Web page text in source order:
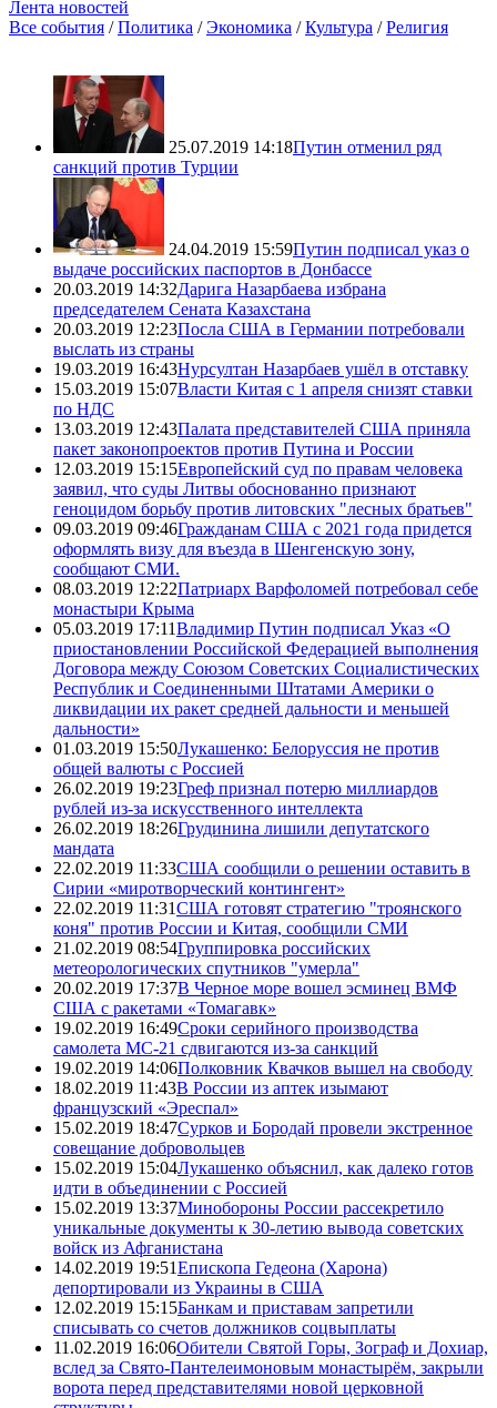
Лента новостей
Все события /Политика /Экономика /Культура /Религия
25.07.2019 14:18Путин отменил ряд
санкций против Турции
24.04.2019 15:59Путин подписал указ о
выдаче российских паспортов в Донбассе
20.03.2019 14:32Дарига Назарбаева избрана
председателем Сената Казахстана
20.03.2019 12:23Посла США в Германии потребовали
выслать из страны
19.03.2019 16:43Нурсултан Назарбаев ушёл в отставку
15.03.2019 15:07Власти Китая с 1 апреля снизят ставки
по НДС
13.03.2019 12:43Палата представителей США приняла
пакет законопроектов против Путина и России
12.03.2019 15:15Европейский суд по правам человека
заявил, что суды Литвы обоснованно признают
геноцидом борьбу против литовских "лесных братьев"
09.03.2019 09:46Гражданам США с 2021 года придется
оформлять визу для въезда в Шенгенскую зону,
сообщают СМИ.
08.03.2019 12:22Патриарх Варфоломей потребовал себе
монастыри Крыма
05.03.2019 17:11Владимир Путин подписал Указ «О
приостановлении Российской Федерацией выполнения
Договора между Союзом Советских Социалистических
Республик и Соединенными Штатами Америки о
ликвидации их ракет средней дальности и меньшей
дальности»
01.03.2019 15:50Лукашенко: Белоруссия не против
общей валюты с Россией
26.02.2019 19:23Греф признал потерю миллиардов
рублей из-за искусственного интеллекта
26.02.2019 18:26Грудинина лишили депутатского
мандата
22.02.2019 11:33США сообщили о решении оставить в
Сирии «миротворческий контингент»
22.02.2019 11:31США готовят стратегию "троянского
коня" против России и Китая, сообщили СМИ
21.02.2019 08:54Группировка российских
метеорологических спутников "умерла"
20.02.2019 17:37В Черное море вошел эсминец ВМФ
США с ракетами «Томагавк»
19.02.2019 16:49Сроки серийного производства
самолета МС-21 сдвигаются из-за санкций
19.02.2019 14:06Полковник Квачков вышел на свободу
18.02.2019 11:43В России из аптек изымают
французский «Эреспал»
15.02.2019 18:47Сурков и Бородай провели экстренное
совещание добровольцев
15.02.2019 15:04Лукашенко объяснил, как далеко готов
идти в объединении с Россией
15.02.2019 13:37Минобороны России рассекретило
уникальные документы к 30-летию вывода советских
войск из Афганистана
14.02.2019 19:51Епископа Гедеона (Харона)
депортировали из Украины в США
12.02.2019 15:15Банкам и приставам запретили
списывать со счетов должников соцвыплаты
11.02.2019 16:06Обители Святой Горы, Зограф и Дохиар,
вслед за Свято-Пантелеимоновым монастырём, закрыли
ворота перед представителями новой церковной